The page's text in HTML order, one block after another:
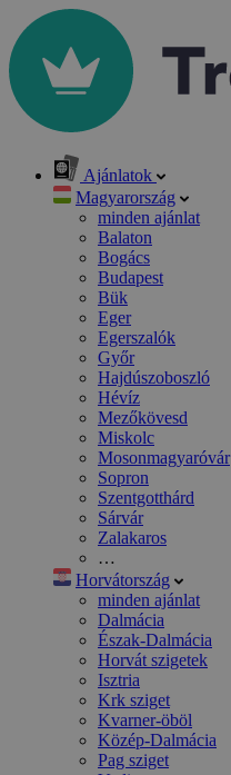
Ajánlatok
Magyarország
minden ajánlat
Balaton
Bogács
Budapest
Bük
Eger
Egerszalók
Győr
Hajdúszoboszló
Hévíz
Mezőkövesd
Miskolc
Mosonmagyaróvár
Sopron
Szentgotthárd
Sárvár
Zalakaros
…
Horvátország
minden ajánlat
Dalmácia
Észak-Dalmácia
Horvát szigetek
Isztria
Krk sziget
Kvarner-öböl
Közép-Dalmácia
Pag sziget